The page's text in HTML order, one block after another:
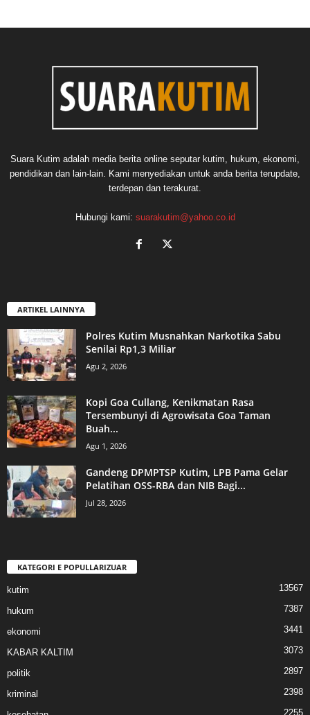
Suara Kutim adalah media berita online seputar kutim, hukum, ekonomi,
pendidikan dan lain-lain. Kami menyediakan untuk anda berita terupdate,
terdepan dan terakurat.
Hubungi kami: suarakutim@yahoo.co.id
ARTIKEL LAINNYA
Polres Kutim Musnahkan Narkotika Sabu
Senilai Rp1,3 Miliar
Agu 2, 2026
Kopi Goa Cullang, Kenikmatan Rasa
Tersembunyi di Agrowisata Goa Taman
Buah...
Agu 1, 2026
Gandeng DPMPTSP Kutim, LPB Pama Gelar
Pelatihan OSS-RBA dan NIB Bagi...
Jul 28, 2026
KATEGORI E POPULLARIZUAR
kutim 13567
hukum 7387
ekonomi 3441
KABAR KALTIM 3073
politik 2897
kriminal 2398
2255